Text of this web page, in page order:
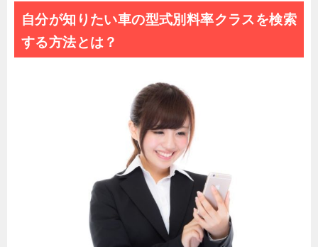
自分が知りたい車の型式別料率クラスを検索
する方法とは？